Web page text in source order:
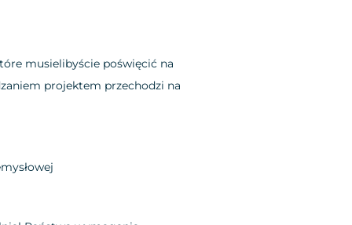
musielibyście poświęcić na
projektem przechodzi na